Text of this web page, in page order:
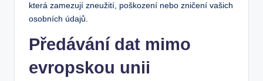
která zamezují zneužití, poškození nebo zničení vašich
osobních údajů.
Předávání dat mimo
evropskou unii